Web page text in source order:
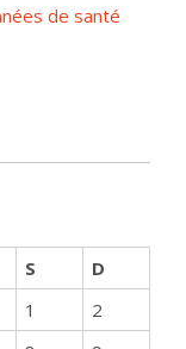
de santé
S
D
1
2